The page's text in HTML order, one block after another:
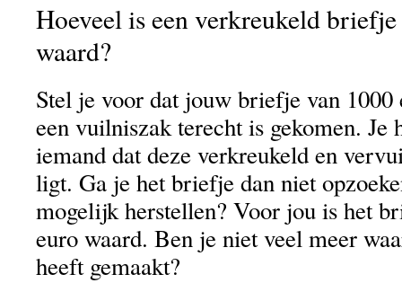
Hoeveel is een verkreukeld
waard?
Stel je voor dat jouw briefje van
een vuilniszak terecht is gekomen. Je
iemand dat deze verkreukeld en
ligt. Ga je het briefje dan niet
mogelijk herstellen? Voor jou is het
euro waard. Ben je niet veel meer
heeft gemaakt?